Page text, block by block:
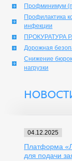
Профминимум
Профилактика
инфекции
ПРОКУРАТУРА
Дорожная
Снижение
нагрузки
04.12.2025
Платформа
для подачи